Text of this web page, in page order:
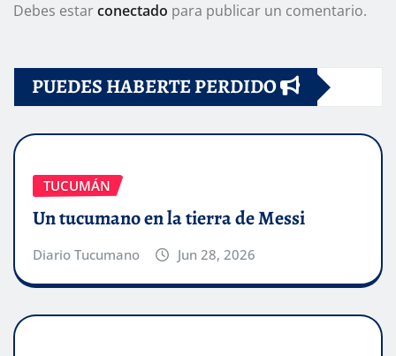
Debes estarconectado para publicar un comentario.
PUEDES HABERTE PERDIDO
TUCUMÁN
Un tucumano en la tierra de Messi
Diario Tucumano Jun 28, 2026